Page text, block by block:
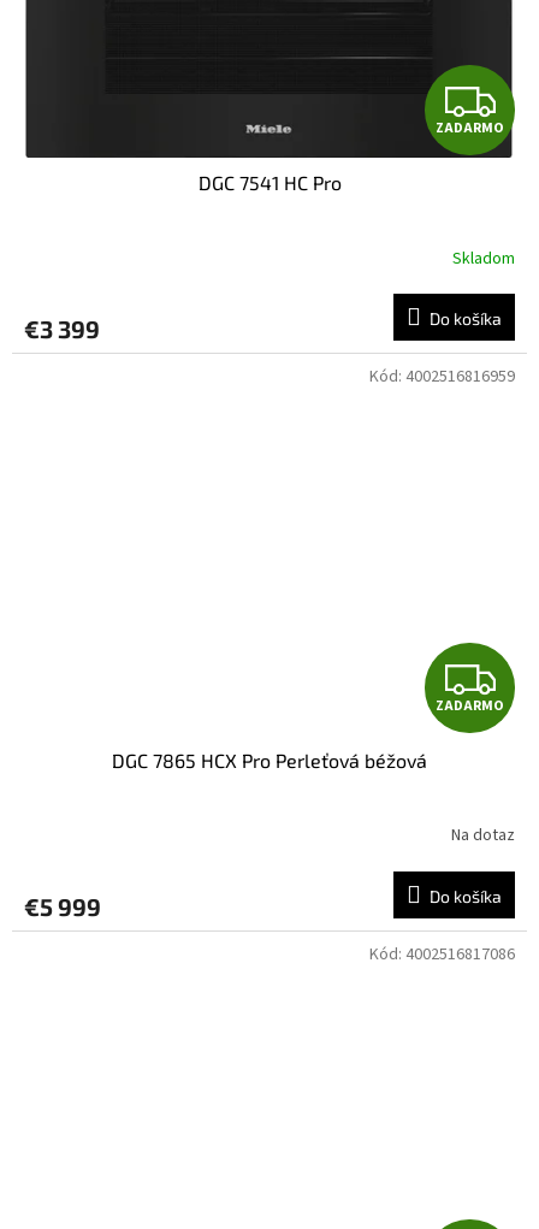
Z
A
A
R
M
ZADARMO
DGC 7541 HC Pro
Skladom
€3 399 Do košíka
Z
A
A
R
M
ZADARMO
DGC 7865 HCX Pro Perleťová béžová
Na dotaz
€5 999 Do košíka
Kód: 4002516816959
Kód: 4002516817086